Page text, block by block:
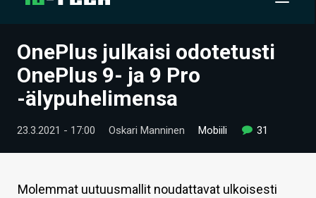
UUTISET
ARTIKKELIT
VIDEOT
TECHBBS
TIETOA
OnePlus julkaisi odotetusti
OnePlus 9- ja 9 Pro
-älypuhelimensa
23.3.2021 - 17:00 Oskari Manninen Mobiili 31
Molemmat uutuusmallit noudattavat ulkoisesti